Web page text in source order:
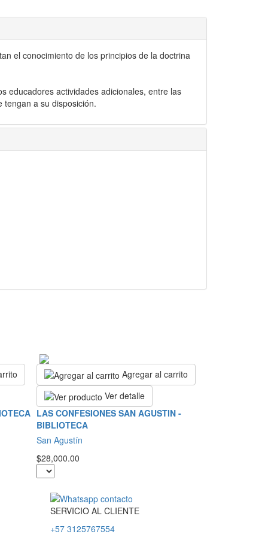
el conocimiento de los principios de la doctrina
educadores actividades adicionales, entre las
a su disposición.
Agregar al carrito
Ver detalle
LAS CONFESIONES SAN AGUSTIN -
BIBLIOTECA
San Agustín
$28,000.00
SERVICIOAL CLIENTE
+57 3125767554